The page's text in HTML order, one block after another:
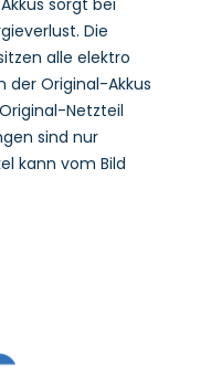
sorgt bei
Die
alle elektro
der Original-Akkus
Netzteil
sind nur
kann vom Bild